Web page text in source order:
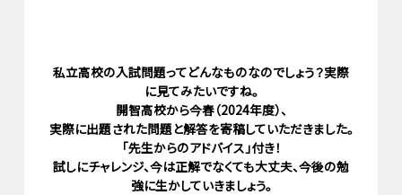
私立高校の入試問題ってどんなものなのでしょう？実際
に見てみたいですね。
開智高校から今春（2024年度）、
実際に出題された問題と解答を寄稿していただきました。
「先生からのアドバイス」付き！
試しにチャレンジ、今は正解でなくても大丈夫、今後の勉
強に生かしていきましょう。